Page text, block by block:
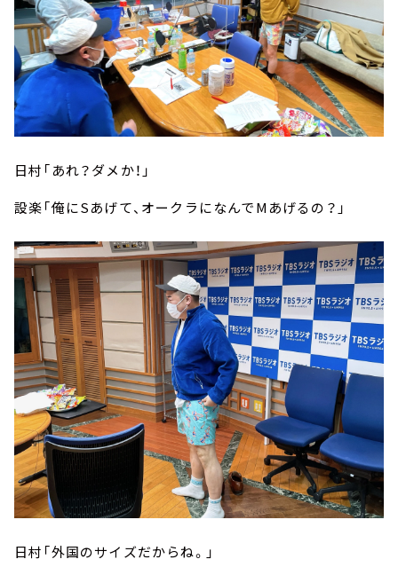
日村「あれ？ダメか！」
設楽「俺にSあげて、オークラになんでMあげるの？」
日村「外国のサイズだからね。」